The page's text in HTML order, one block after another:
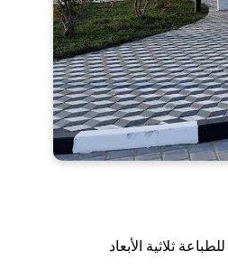
ثلاثية الأبعاد